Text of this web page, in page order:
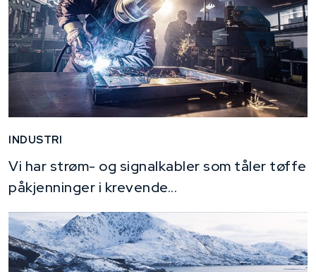
INDUSTRI
Vi har strøm- og signalkabler som tåler tøffe
påkjenninger i krevende...